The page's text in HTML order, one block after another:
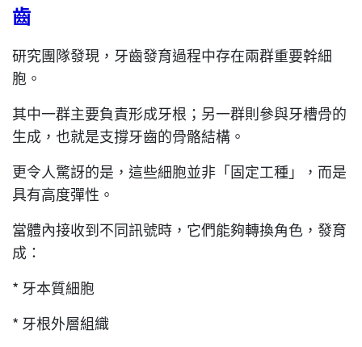
齒
研究團隊發現，牙齒發育過程中存在兩群重要幹細
胞。
其中一群主要負責形成牙根；另一群則參與牙槽骨的
生成，也就是支撐牙齒的骨骼結構。
更令人驚訝的是，這些細胞並非「固定工種」，而是
具有高度彈性。
當體內接收到不同訊號時，它們能夠轉換角色，發育
成：
* 牙本質細胞
* 牙根外層組織